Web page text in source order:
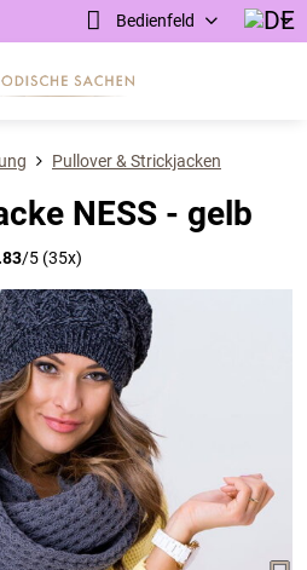
Bedienfeld
Pullover & Strickjacken
NESS - gelb
/5 (35x)